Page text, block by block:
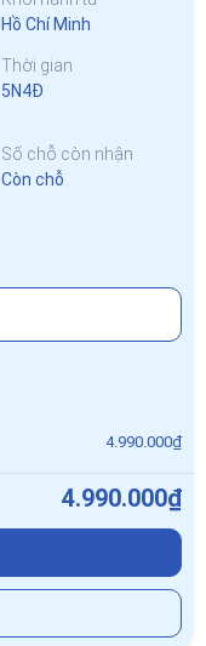
Hồ Chí Minh
Thời gian
5N4Đ
Số chỗ còn nhận
Còn chỗ
4.990.000₫
4.990.000₫